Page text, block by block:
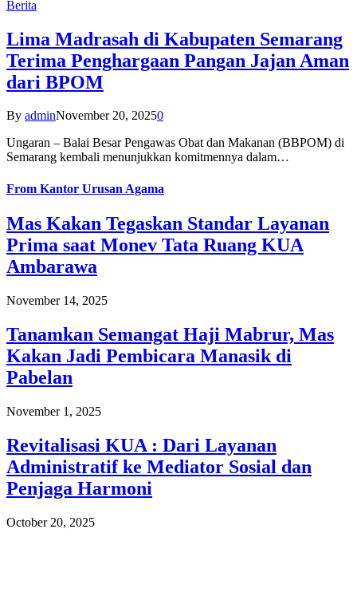
Berita
Lima Madrasah di Kabupaten Semarang
Terima Penghargaan Pangan Jajan Aman
dari BPOM
By adminNovember 20, 20250
Ungaran – Balai Besar Pengawas Obat dan Makanan (BBPOM) di
Semarang kembali menunjukkan komitmennya dalam…
From Kantor Urusan Agama
Mas Kakan Tegaskan Standar Layanan
Prima saat Monev Tata Ruang KUA
Ambarawa
November 14, 2025
Tanamkan Semangat Haji Mabrur, Mas
Kakan Jadi Pembicara Manasik di
Pabelan
November 1, 2025
Revitalisasi KUA : Dari Layanan
Administratif ke Mediator Sosial dan
Penjaga Harmoni
October 20, 2025